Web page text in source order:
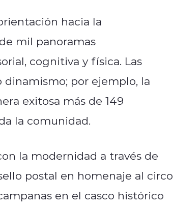
hacia la
mil panoramas
cognitiva y física. Las
por ejemplo, la
exitosa más de 149
la comunidad.
la modernidad a través de
postal en homenaje al circo
en el casco histórico